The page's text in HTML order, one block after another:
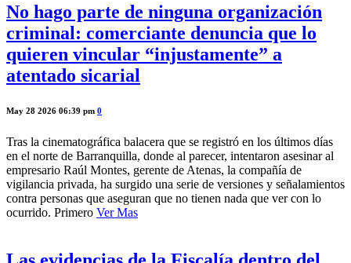
No hago parte de ninguna organización
criminal: comerciante denuncia que lo
quieren vincular “injustamente” a
atentado sicarial
May 28 2026 06:39 pm 0
Tras la cinematográfica balacera que se registró en los últimos días
en el norte de Barranquilla, donde al parecer, intentaron asesinar al
empresario Raúl Montes, gerente de Atenas, la compañía de
vigilancia privada, ha surgido una serie de versiones y señalamientos
contra personas que aseguran que no tienen nada que ver con lo
ocurrido. Primero Ver Mas